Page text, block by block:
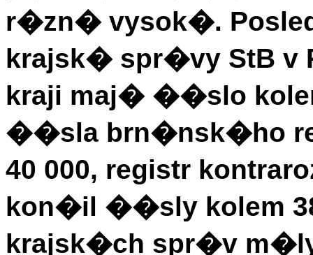
r�zn� vysok�.
krajsk� spr�vy StB v
kraji maj� ��slo
��sla brn�nsk�ho
40 000, registr
kon�il ��sly kolem
krajsk�ch spr�v